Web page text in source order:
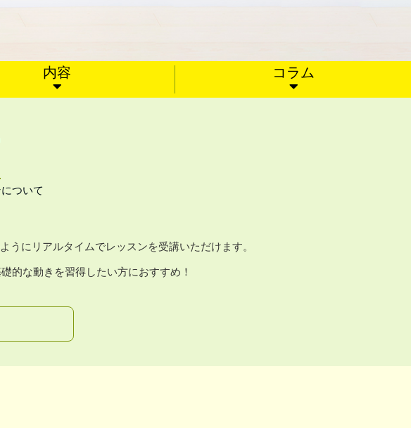
内容 コラム
ついて
にリアルタイムでレッスンを受講いただけます。
的な動きを習得したい方におすすめ！